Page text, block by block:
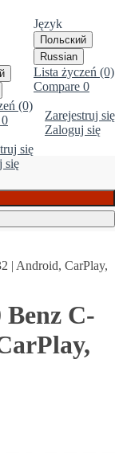
Język
Польский
Russian
Lista życzeń (0)
Compare 0
Zarejestruj się
Zaloguj się
(0)
0
się
się
| Android, CarPlay,
C-